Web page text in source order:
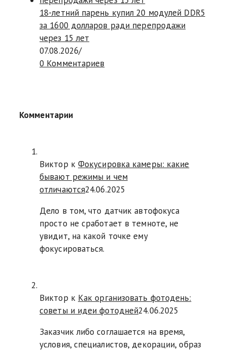
18-летний парень купил 20 модулей DDR5
за 1600 долларов ради перепродажи
через 15 лет
07.08.2026/
0 Комментариев
Комментарии
Виктор к Фокусировка камеры: какие
бывают режимы и чем
отличаются24.06.2025
Дело в том, что датчик автофокуса
просто не сработает в темноте, не
увидит, на какой точке ему
фокусироваться.
Виктор к Как организовать фотодень:
советы и идеи фотодней24.06.2025
Заказчик либо соглашается на время,
условия, специалистов, декорации, образ